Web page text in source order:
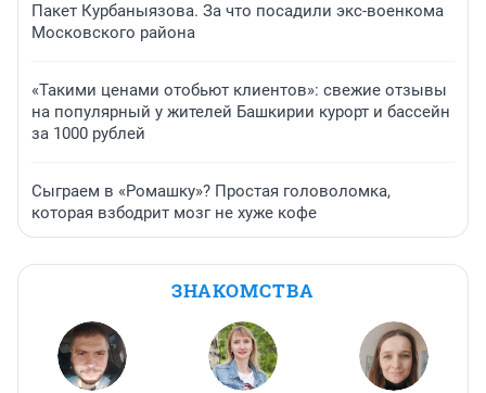
Пакет Курбаныязова. За что посадили экс-военкома
Московского района
«Такими ценами отобьют клиентов»: свежие отзывы
на популярный у жителей Башкирии курорт и бассейн
за 1000 рублей
Сыграем в «Ромашку»? Простая головоломка,
которая взбодрит мозг не хуже кофе
ЗНАКОМСТВА